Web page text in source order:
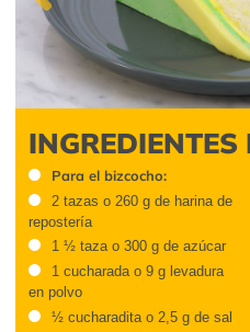
Previous
Para el bizcocho:
2 tazas o 260 g de harina de
repostería
1 ½ taza o 300 g de azúcar
1 cucharada o 9 g levadura
en polvo
½ cucharadita o 2,5 g de sal